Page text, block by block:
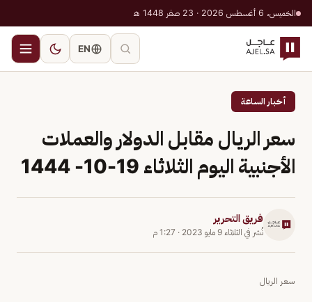
الخميس، 6 أغسطس 2026 · 23 صفر 1448 هـ
EN
أخبار الساعة
سعر الريال مقابل الدولار والعملات
الأجنبية اليوم الثلاثاء 19-10- 1444
فريق التحرير
نُشر في الثلاثاء 9 مايو 2023 · 1:27 م
سعر الريال